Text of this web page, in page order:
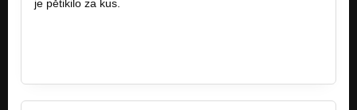
je pětikilo za kus.